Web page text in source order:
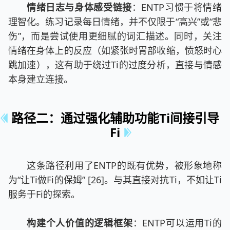
情绪日志与身体感受链接：ENTP习惯于将情绪
理智化。练习记录每日情绪，并不仅限于“高兴”或“悲
伤”，而是尝试使用更细腻的词汇描述。同时，关注
情绪在身体上的反应（如紧张时胃部收缩，愤怒时心
跳加速），这有助于绕过Ti的过度分析，直接与情感
本身建立连接。
路径二：通过强化辅助功能Ti间接引导
Fi
这条路径利用了ENTP的既有优势，被形象地称
为“让Ti做Fi的保姆” [26]。与其直接对抗Ti，不如让Ti
服务于Fi的探索。
构建个人价值的逻辑框架：ENTP可以运用Ti的